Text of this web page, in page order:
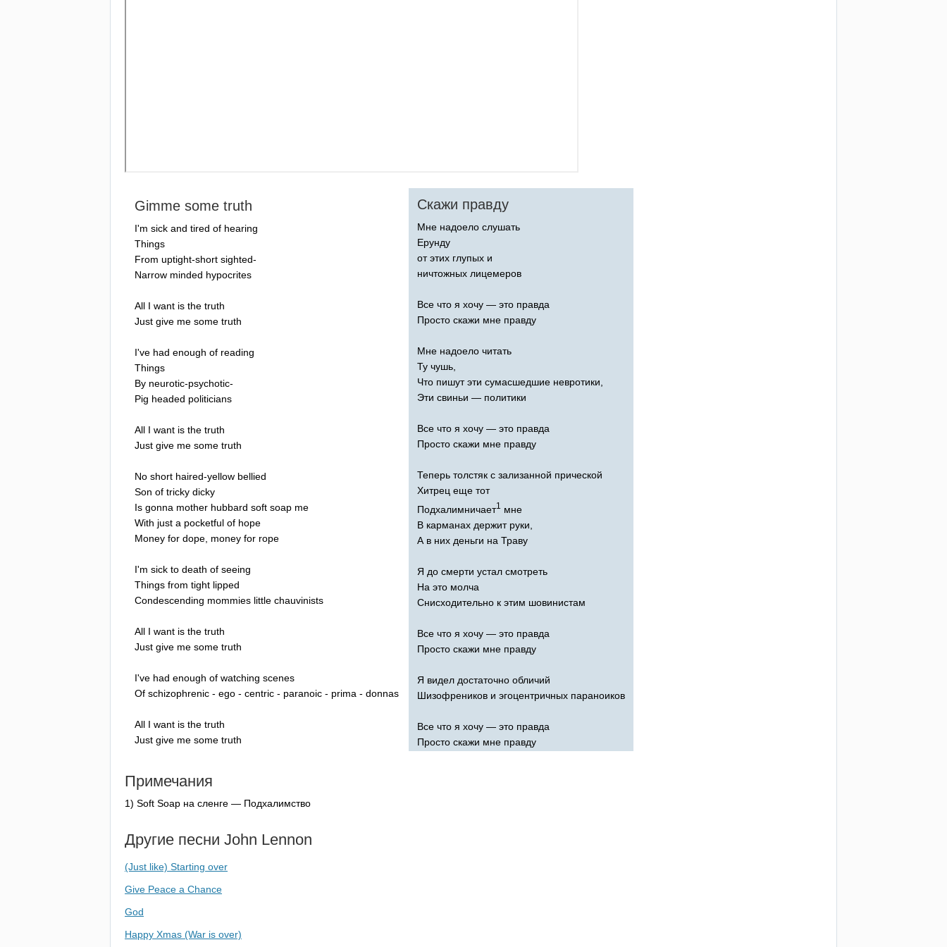
Gimme some truth
I'm sick and tired of hearing
Things
From uptight-short sighted-
Narrow minded hypocritеs
All I want is the truth
Just give me some truth
I've had enough of reading
Things
By neurotic-psychotic-
Pig headed politicians
All I want is the truth
Just give me some truth
No short haired-yellow bellied
Son of tricky dicky
Is gonna mother hubbard soft soap me
With just a pocketful of hope
Money for dope money for rope
I'm sick to death of seeing
Things from tight lipped
Condescending mommies little chauvinists
All I want is the truth
Just give me some truth
I've had enough of watching scenes
Of schizophrenic - ego - centric - paranoic - prima - donnas
All I want is the truth
Just give me some truth
Скажи правду
Мне надоело слушать
Ерунду
от этих глупых и
ничтожных лицемеров
Все что я хочу — это правда
Просто скажи мне правду
Мне надоело читать
Ту чушь,
Что пишут эти сумасшедшие невротики,
Эти свиньи — политики
Все что я хочу — это правда
Просто скажи мне правду
Теперь толстяк с зализанной прической
Хитрец еще тот
Подхалимничает1 мне
В карманах держит руки,
А в них деньги на Траву
Я до смерти устал смотреть
На это молча
Снисходительно к этим шовинистам
Все что я хочу — это правда
Просто скажи мне правду
Я видел достаточно обличий
Шизофреников и эгоцентричных параноиков
Все что я хочу — это правда
Просто скажи мне правду
Примечания
1) Soft Soap на сленге — Подхалимство
Другие песни John Lennon
(Just like) Starting over
Give Peace a Chance
God
Happy Xmas (War is over)